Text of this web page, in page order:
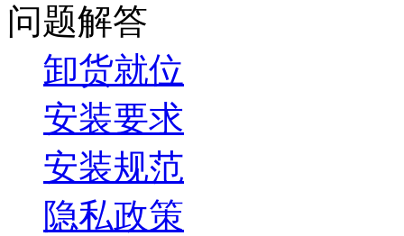
问题解答
卸货就位
安装要求
安装规范
隐私政策